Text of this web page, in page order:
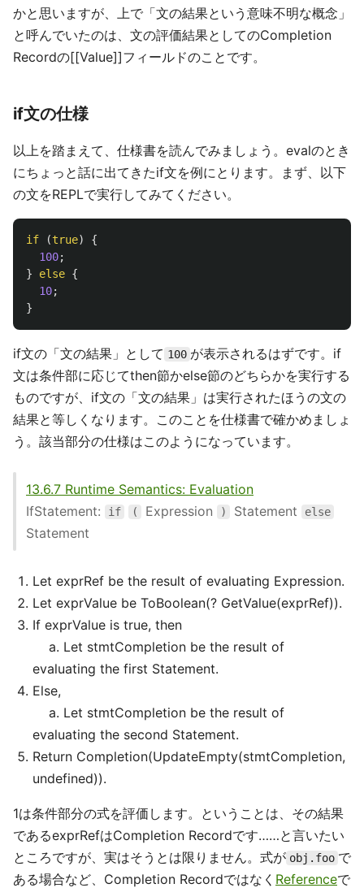
かと思いますが、上で「文の結果という意味不明な概念」
と呼んでいたのは、文の評価結果としてのCompletion
Recordの[[Value]]フィールドのことです。
if文の仕様
以上を踏まえて、仕様書を読んでみましょう。evalのとき
にちょっと話に出てきたif文を例にとります。まず、以下
の文をREPLで実行してみてください。
if (true)
{
100;
}
else {
10;
}
if文の「文の結果」として 100 が表示されるはずです。if
文は条件部に応じてthen節かelse節のどちらかを実行する
ものですが、if文の「文の結果」は実行されたほうの文の
結果と等しくなります。このことを仕様書で確かめましょ
う。該当部分の仕様はこのようになっています。
13.6.7 Runtime Semantics: Evaluation
IfStatement:
if ( Expression ) Statement else
Statement
Let exprRef be the result of evaluating Expression.
Let exprValue be ToBoolean(? GetValue(exprRef)).
If exprValue is true, then
a. Let stmtCompletion be the result of
evaluating the first Statement.
Else,
a. Let stmtCompletion be the result of
evaluating the second Statement.
Return Completion(UpdateEmpty(stmtCompletion,
undefined)).
1は条件部分の式を評価します。ということは、その結果
であるexprRefはCompletion Recordです……と言いたい
ところですが、実はそうとは限りません。式が obj.foo で
ある場合など、Completion Recordではなく Referenceで